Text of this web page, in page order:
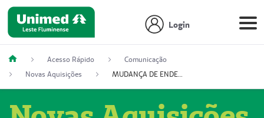
Login
Acesso Rápido
Comunicação
Novas Aquisições
MUDANÇA DE ENDEREÇO - DIAGITAB SERVIÇOS MÉDICOS LTDA (54003267-5)